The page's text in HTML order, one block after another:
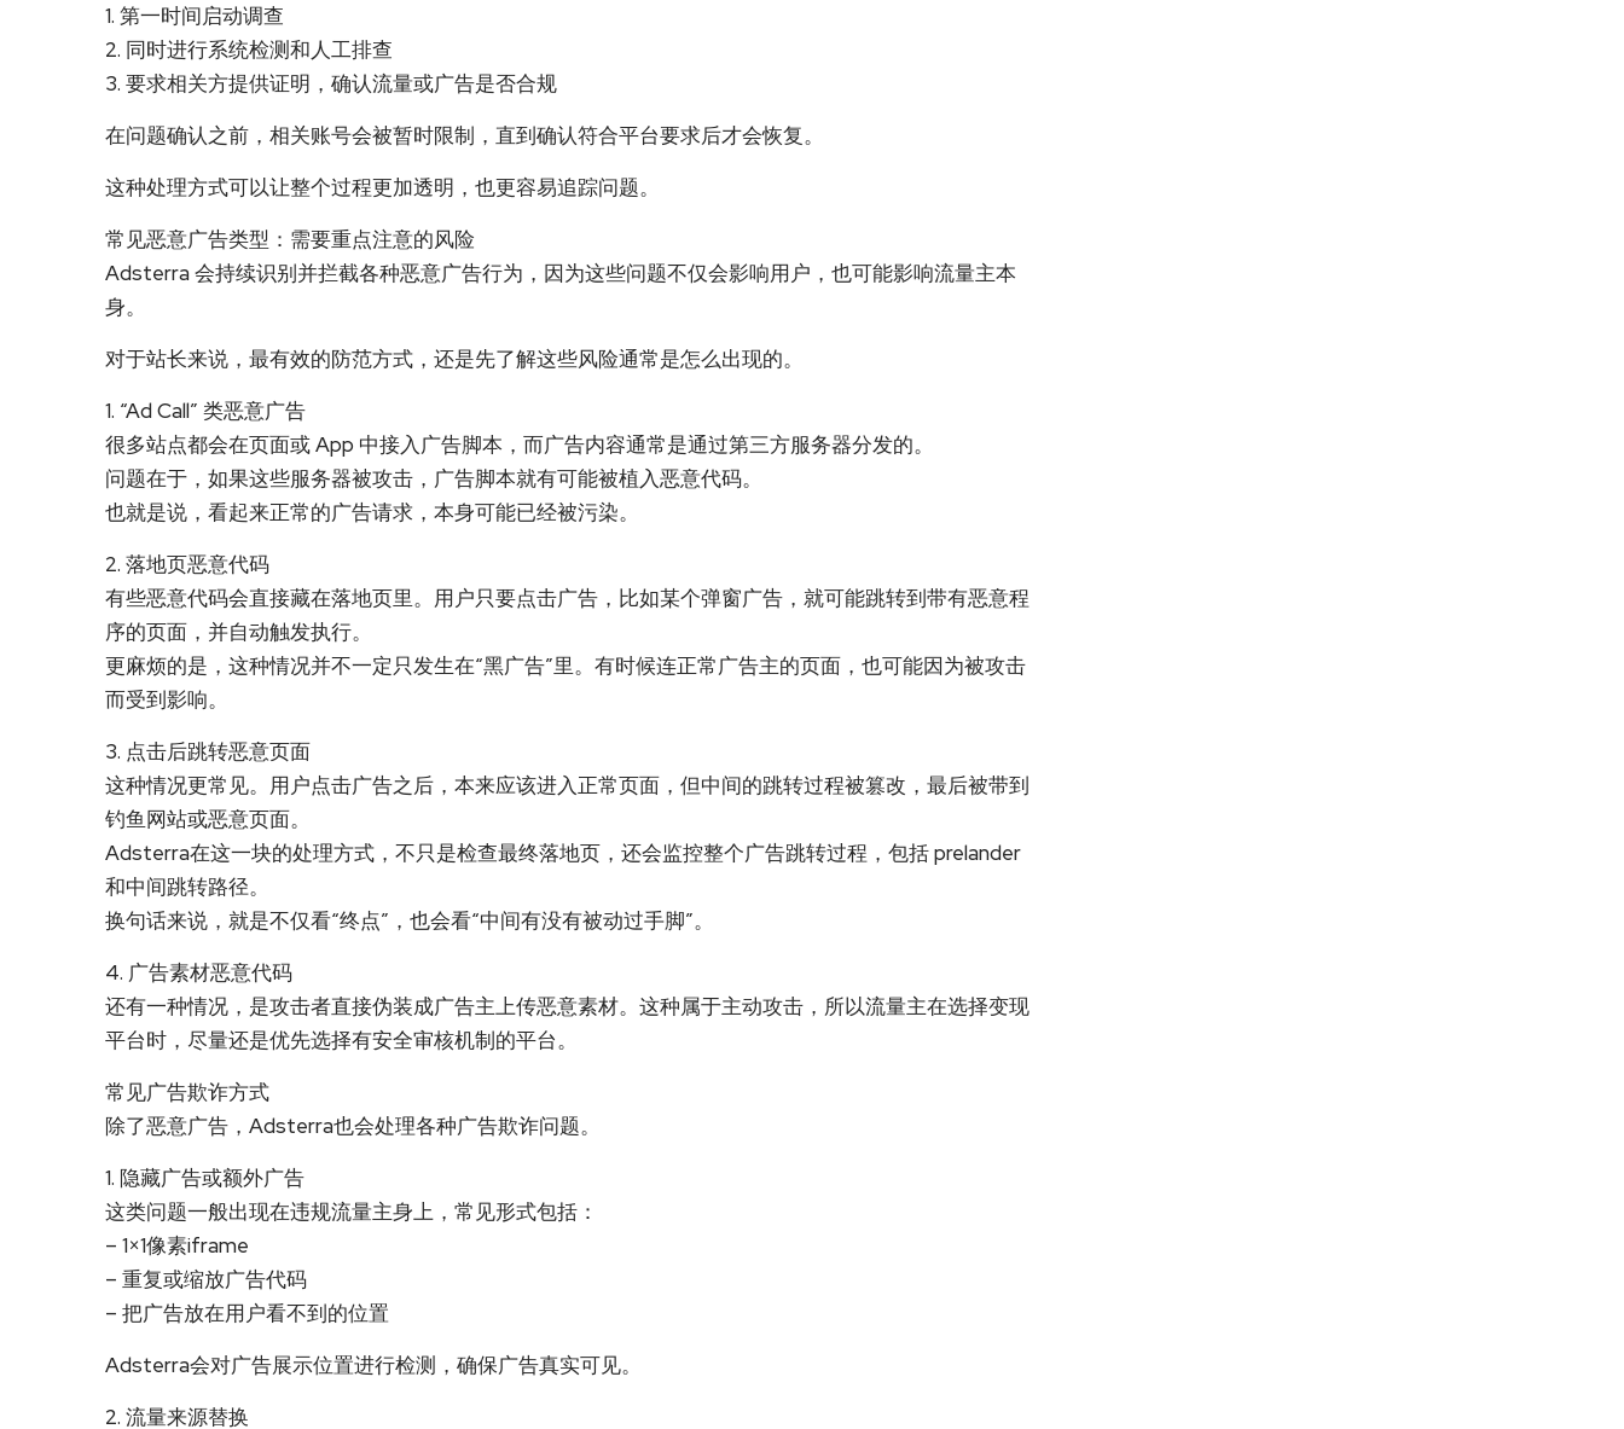
1. 第一时间启动调查
2. 同时进行系统检测和人工排查
3. 要求相关方提供证明，确认流量或广告是否合规
在问题确认之前，相关账号会被暂时限制，直到确认符合平台要求后才会恢复。
这种处理方式可以让整个过程更加透明，也更容易追踪问题。
常见恶意广告类型：需要重点注意的风险
Adsterra 会持续识别并拦截各种恶意广告行为，因为这些问题不仅会影响用户，也可能影响流量主本
身。
对于站长来说，最有效的防范方式，还是先了解这些风险通常是怎么出现的。
1. “Ad Call” 类恶意广告
很多站点都会在页面或 App 中接入广告脚本，而广告内容通常是通过第三方服务器分发的。
问题在于，如果这些服务器被攻击，广告脚本就有可能被植入恶意代码。
也就是说，看起来正常的广告请求，本身可能已经被污染。
2. 落地页恶意代码
有些恶意代码会直接藏在落地页里。用户只要点击广告，比如某个弹窗广告，就可能跳转到带有恶意程
序的页面，并自动触发执行。
更麻烦的是，这种情况并不一定只发生在“黑广告”里。有时候连正常广告主的页面，也可能因为被攻击
而受到影响。
3. 点击后跳转恶意页面
这种情况更常见。用户点击广告之后，本来应该进入正常页面，但中间的跳转过程被篡改，最后被带到
钓鱼网站或恶意页面。
Adsterra在这一块的处理方式，不只是检查最终落地页，还会监控整个广告跳转过程，包括 prelander
和中间跳转路径。
换句话来说，就是不仅看“终点”，也会看“中间有没有被动过手脚”。
4. 广告素材恶意代码
还有一种情况，是攻击者直接伪装成广告主上传恶意素材。这种属于主动攻击，所以流量主在选择变现
平台时，尽量还是优先选择有安全审核机制的平台。
常见广告欺诈方式
除了恶意广告，Adsterra也会处理各种广告欺诈问题。
1. 隐藏广告或额外广告
这类问题一般出现在违规流量主身上，常见形式包括：
– 1×1像素iframe
– 重复或缩放广告代码
– 把广告放在用户看不到的位置
Adsterra会对广告展示位置进行检测，确保广告真实可见。
2. 流量来源替换